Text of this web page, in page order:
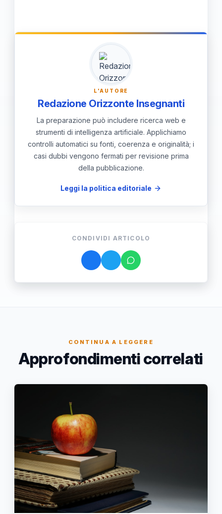
gli studenti, creando un ambiente di
apprendimento rispettoso e accogliente
L'AUTORE
Redazione Orizzonte Insegnanti
La preparazione può includere ricerca web e
strumenti di intelligenza artificiale. Applichiamo
controlli automatici su fonti, coerenza e originalità; i
casi dubbi vengono fermati per revisione prima
della pubblicazione.
Leggi la politica editoriale
CONDIVIDI ARTICOLO
CONTINUA A LEGGERE
Approfondimenti correlati